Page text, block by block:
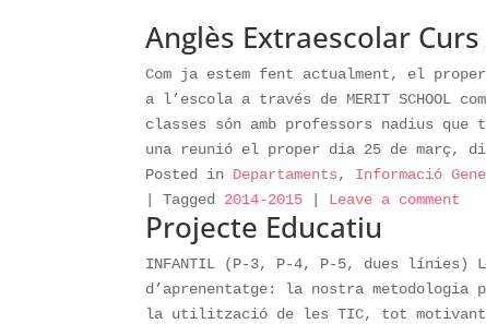
Anglès Extraescolar
Com ja estem fent actualment, el
a l’escola a través de MERIT SCHOOL
classes són amb professors nadius que
una reunió el proper dia 25 de març,
Posted in Departaments, Informació
Tagged 2014-2015 Leave a comment
Projecte Educatiu
INFANTIL (P-3, P-4, P-5, dues línies)
d’aprenentatge: la nostra
la utilització de les TIC, tot